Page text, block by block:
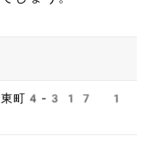
鳳東町4-317 1